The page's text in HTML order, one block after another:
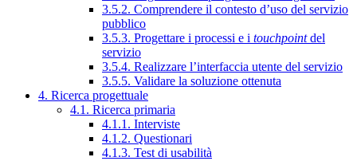
3.5.2. Comprendere il contesto d’uso del servizio
pubblico
3.5.3. Progettare i processi e i touchpointdel
servizio
3.5.4. Realizzare l’interfaccia utente del servizio
3.5.5. Validare la soluzione ottenuta
4. Ricerca progettuale
4.1. Ricerca primaria
4.1.1. Interviste
4.1.2. Questionari
4.1.3. Test di usabilità